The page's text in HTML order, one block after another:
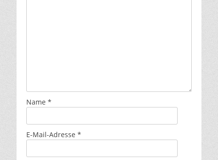
Name *
E-Mail-Adresse *